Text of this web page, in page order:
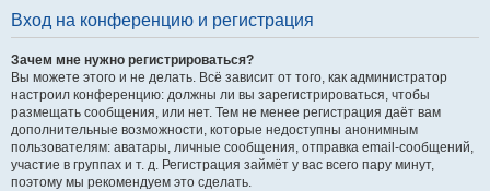
Вход на конференцию и регистрация
Зачем мне нужно регистрироваться?
Вы можете этого и не делать. Всё зависит от того, как администратор
настроил конференцию: должны ли вы зарегистрироваться, чтобы
размещать сообщения, или нет. Тем не менее регистрация даёт вам
дополнительные возможности, которые недоступны анонимным
пользователям: аватары, личные сообщения, отправка email-сообщений,
участие в группах и т. д. Регистрация займёт у вас всего пару минут,
поэтому мы рекомендуем это сделать.